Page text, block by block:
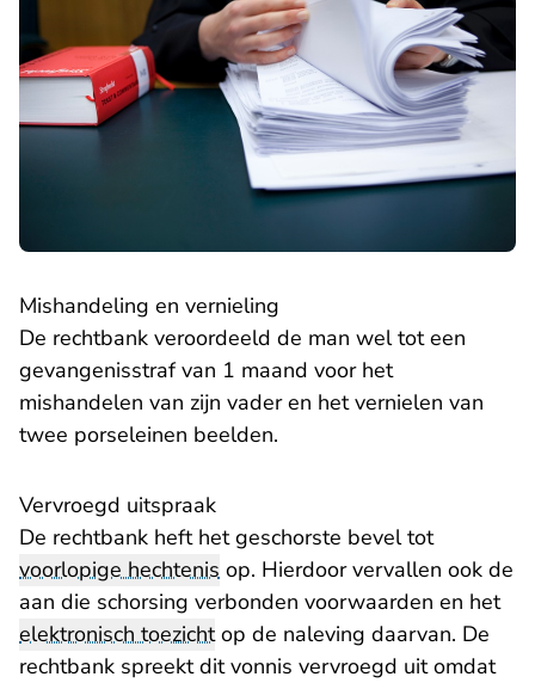
​Mishandeling en vernieling
De rechtbank veroordeeld de man wel tot een
gevangenisstraf van 1 maand voor het
mishandelen van zijn vader en het vernielen van
twee porseleinen beelden.
​Vervroegd uitspraak
De rechtbank heft het geschorste bevel tot
voorlopige hechtenis op. Hierdoor vervallen ook de
aan die schorsing verbonden voorwaarden en het
elektronisch toezichtop de naleving daarvan. De
rechtbank spreekt dit vonnis vervroegd uit omdat